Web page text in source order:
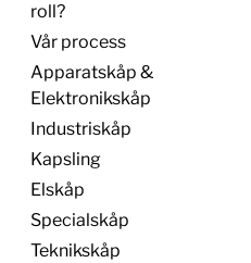
roll?
Vår process
Apparatskåp &
Elektronikskåp
Industriskåp
Kapsling
Elskåp
Specialskåp
Teknikskåp